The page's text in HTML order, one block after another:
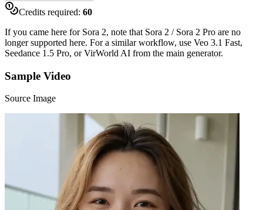
Credits required: 60
If you came here for Sora 2, note that Sora 2 / Sora 2 Pro are no
longer supported here. For a similar workflow, use Veo 3.1 Fast,
Seedance 1.5 Pro, or VirWorld AI from the main generator.
Sample Video
Source Image